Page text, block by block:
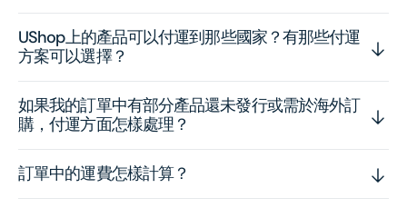
UShop上的產品可以付運到那些國家？有那些付運
方案可以選擇？
如果我的訂單中有部分產品還未發行或需於海外訂
購，付運方面怎樣處理？
訂單中的運費怎樣計算？